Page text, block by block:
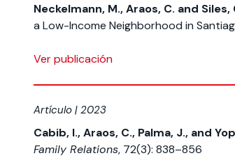
Neckelmann, M., Araos, C. and
a Low-Income Neighborhood in
Ver publicación
Artículo | 2023
Cabib, I., Araos, C., Palma, J., and
Family Relations, 72(3): 838–856